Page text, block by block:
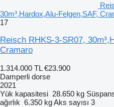
30m³,Hardox,Alu-Felgen,SAF,
17
Reisch RHKS-3-SR07,
Cramaro
1.314.000 TL €23.900
Damperli dorse
2021
Yük kapasitesi 28.650 kg
ağırlık 6.350 kgAks sayısı 3